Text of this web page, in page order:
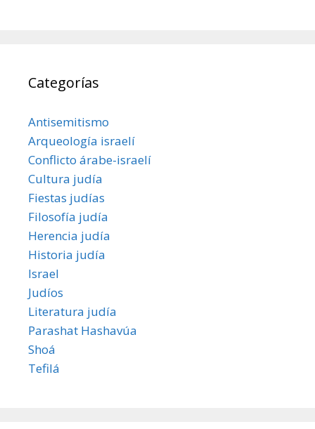
Categorías
Antisemitismo
Arqueología israelí
Conflicto árabe-israelí
Cultura judía
Fiestas judías
Filosofía judía
Herencia judía
Historia judía
Israel
Judíos
Literatura judía
Parashat Hashavúa
Shoá
Tefilá